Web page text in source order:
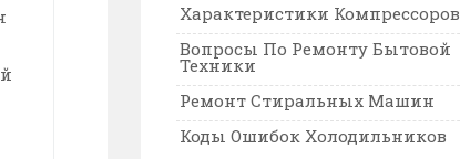
Характеристики Компрессоров
Вопросы По Ремонту Бытовой
Техники
Ремонт Стиральных Машин
Коды Ошибок Холодильников